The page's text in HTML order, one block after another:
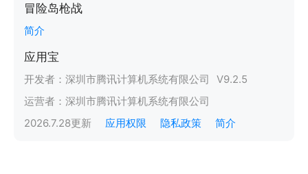
冒险岛枪战
简介
应用宝
开发者： 深圳市腾讯计算机系统有限公司 V9.2.5
运营者： 深圳市腾讯计算机系统有限公司
2026.7.28更新 应用权限 隐私政策 简介